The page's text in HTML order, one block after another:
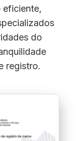
eficiente,
do
registro.